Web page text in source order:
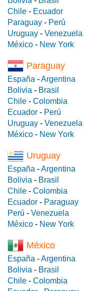
Chile - Ecuador
Paraguay - Perú
Uruguay - Venezuela
México - New York
Paraguay
España -Argentina
Bolivia - Brasil
Chile - Colombia
Ecuador - Perú
Uruguay - Venezuela
México - New York
Uruguay
España -Argentina
Bolivia - Brasil
Chile - Colombia
Ecuador - Paraguay
Perú - Venezuela
México - New York
México
España -Argentina
Bolivia - Brasil
Chile - Colombia